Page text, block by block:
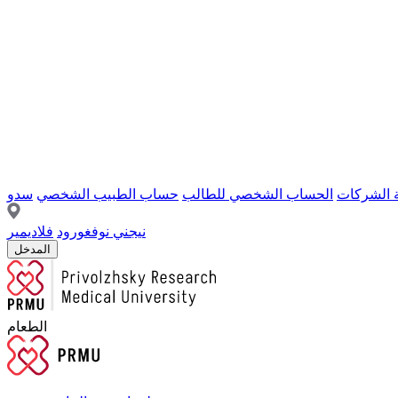
الشركات الحساب الشخصي للطالب حساب الطبيب الشخصي سدو
نيجني نوفغورود فلاديمير
المدخل
الطعام